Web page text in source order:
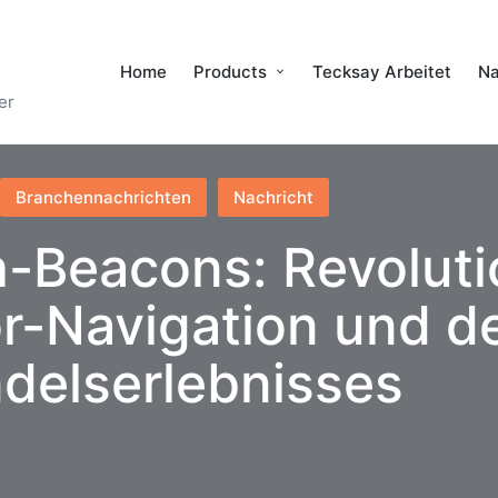
Home Products Tecksay Arbeitet
Branchennachrichten Nachricht
Beacons:
Navigation und